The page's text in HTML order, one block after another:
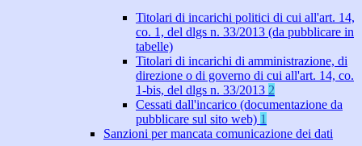
Titolari di incarichi politici di cui all'art. 14,
co. 1, del dlgs n. 33/2013 (da pubblicare in
tabelle)
Titolari di incarichi di amministrazione, di
direzione o di governo di cui all'art. 14, co.
1-bis, del dlgs n. 33/2013 2
Cessati dall'incarico (documentazione da
pubblicare sul sito web) 1
Sanzioni per mancata comunicazione dei dati